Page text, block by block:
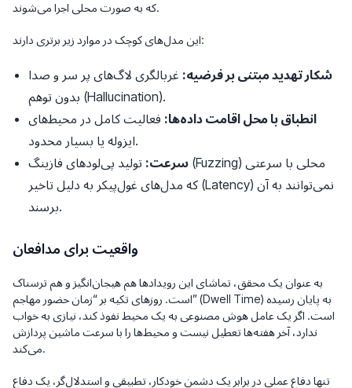
که به صورت محلی اجرا می‌شوند.
این مدل‌های کوچک در موارد زیر برتری دارند:
شکار تهدید مبتنی بر فرضیه: غربالگری لاگ‌های پر سر و صدا
بدون توهم (Hallucination).
انطباق با محل اقامت داده‌ها: فعالیت کامل در محیط‌های
ایزوله یا بسیار محدود.
سرعت: تولید پی‌لودهای فازینگ (Fuzzing) محلی با سرعتی
که مدل‌های غول‌پیکر به دلیل تاخیر (Latency) نمی‌توانند به آن
برسند.
واقعیت برای مدافعان
به عنوان یک محقق، تماشای این رویدادها هم هیجان‌انگیز و هم ترسناک
است. روزهای تکیه بر “زمان حضور مهاجم” (Dwell Time) به پایان رسیده
است. اگر یک عامل هوش مصنوعی به یک محیط نفوذ کند، نیازی به خواب
ندارد، آخر هفته‌ها تعطیل نیست و محیط‌ها را با سرعت ماشین پردازش
می‌کند.
تنها دفاع عملی در برابر یک دشمن خودکار، تطبیقی و استدلال‌گر، یک دفاع